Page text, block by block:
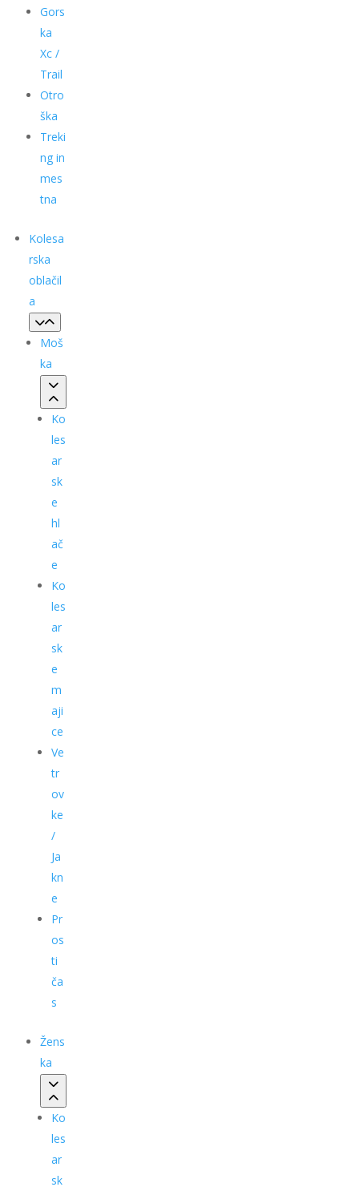
Gors
ka
Xc /
Trail
Otro
ška
Treki
ng in
mes
tna
Kolesa
rska
oblačil
a
Moš
ka
Ko
les
ar
sk
e
hl
ač
e
Ko
les
ar
sk
e
m
aji
ce
Ve
tr
ov
ke
/
Ja
kn
e
Pr
os
ti
ča
s
Žens
ka
Ko
les
ar
sk